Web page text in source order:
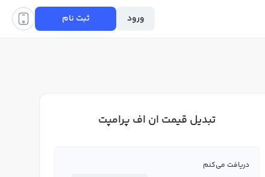
ورود ثبت نام
تبدیل قیمت ان اف پرامپت
دریافت می‌کنم